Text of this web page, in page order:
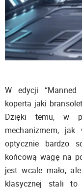
W edycji “Manned
koperta jaki
Dzięki temu, w
mechanizmem,
optycznie bardzo
końcową wagę na
jest wcale mało,
klasycznej stali to